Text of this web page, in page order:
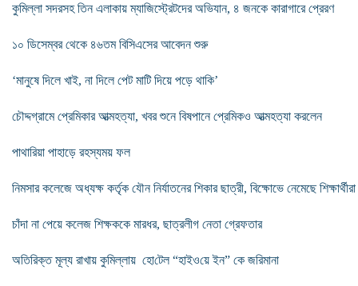
কুমিল্লা সদরসহ তিন এলাকায় ম্যাজিস্ট্রেটদের অভিযান, ৪ জনকে কারাগারে প্রেরণ
১০ ডিসেম্বর থেকে ৪৬তম বিসিএসের আবেদন শুরু
‘মানুষে দিলে খাই, না দিলে পেট মাটি দিয়ে পড়ে থাকি’
চৌদ্দগ্রামে প্রেমিকার আত্মহত্যা, খবর শুনে বিষপানে প্রেমিকও আত্মহত্যা করলেন
পাথারিয়া পাহাড়ে রহস্যময় ফল
নিমসার কলেজে অধ্যক্ষ কর্তৃক যৌন নির্যাতনের শিকার ছাত্রী, বিক্ষোভে নেমেছে শিক্ষার্থীরা
চাঁদা না পেয়ে কলেজ শিক্ষককে মারধর, ছাত্রলীগ নেতা গ্রেফতার
অতিরিক্ত মূল্য রাখায় কুমিল্লায় ‌হো‌টেল “হাইও‌য়ে ইন‌” কে জরিমানা